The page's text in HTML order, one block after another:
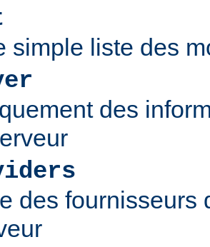
simple liste des
des
des fournisseurs